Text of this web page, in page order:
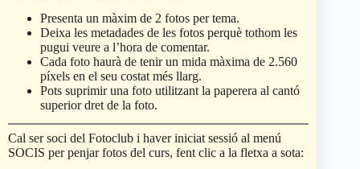
Presenta un màxim de 2 fotos per tema.
Deixa les metadades de les fotos perquè tothom les
pugui veure a l’hora de comentar.
Cada foto haurà de tenir un mida màxima de 2.560
píxels en el seu costat més llarg.
Pots suprimir una foto utilitzant la paperera al cantó
superior dret de la foto.
Cal ser soci del Fotoclub i haver iniciat sessió al menú
SOCIS per penjar fotos del curs, fent clic a la fletxa a sota: